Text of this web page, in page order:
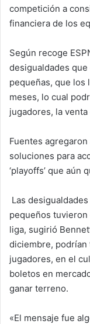
competición a
financiera de los
Según recoge
desigualdades
pequeñas, que los
meses, lo cual
jugadores, la
Fuentes
soluciones para
‘playoffs’ que aún
Las
pequeños
liga, sugirió
diciembre,
jugadores, en el
boletos en
ganar terreno.
«El mensaje fue